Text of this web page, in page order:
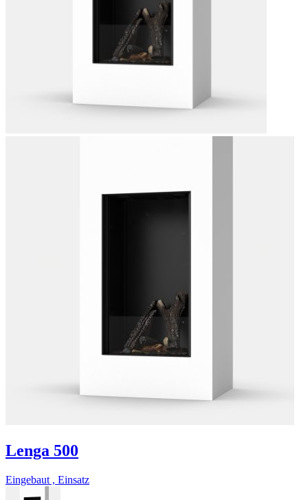
Lenga 500
Eingebaut , Einsatz